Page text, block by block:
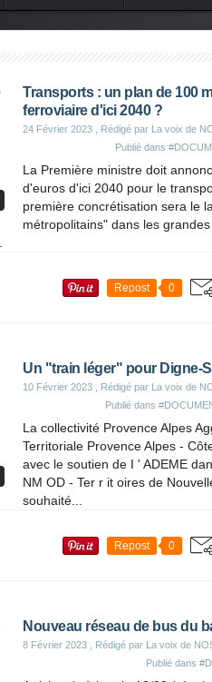
Transports : un plan de 100
ferroviaire d'ici 2040 ?
24 Février 2023 , Rédigé par La voix de
Publié dans
La Première ministre doit
d'euros d'ici 2040 pour le
première concrétisation sera le
métropolitains" dans les
Repost 0
Un "train léger" pour Digne-
10 Février 2023 , Rédigé par La voix de
Publié dans
La collectivité Provence Alpes
Territoriale Provence Alpes -
avec le soutien de I ' ADEME
NM OD - Ter r it oires de
souhaité...
Repost 0
Nouveau réseau de bus du
8 Février 2023 , Rédigé par La voix de
Publié dans